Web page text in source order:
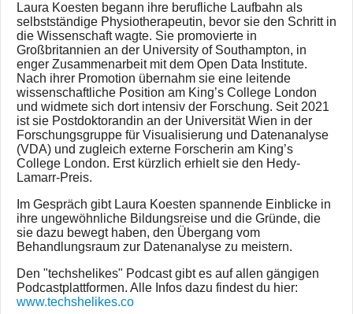
Laura Koesten begann ihre berufliche Laufbahn als
selbstständige Physiotherapeutin, bevor sie den Schritt in
die Wissenschaft wagte. Sie promovierte in
Großbritannien an der University of Southampton, in
enger Zusammenarbeit mit dem Open Data Institute.
Nach ihrer Promotion übernahm sie eine leitende
wissenschaftliche Position am King’s College London
und widmete sich dort intensiv der Forschung. Seit 2021
ist sie Postdoktorandin an der Universität Wien in der
Forschungsgruppe für Visualisierung und Datenanalyse
(VDA) und zugleich externe Forscherin am King’s
College London. Erst kürzlich erhielt sie den Hedy-
Lamarr-Preis.
Im Gespräch gibt Laura Koesten spannende Einblicke in
ihre ungewöhnliche Bildungsreise und die Gründe, die
sie dazu bewegt haben, den Übergang vom
Behandlungsraum zur Datenanalyse zu meistern.
Den "techshelikes" Podcast gibt es auf allen gängigen
Podcastplattformen. Alle Infos dazu findest du hier:
www.techshelikes.co